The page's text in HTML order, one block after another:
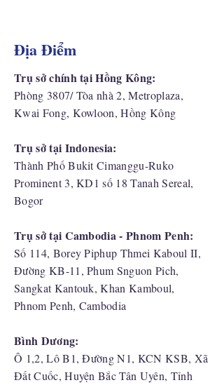
Địa Điểm
Trụ sở chính tại Hồng Kông:
Phòng 3807/ Tòa nhà 2, Metroplaza,
Kwai Fong, Kowloon, Hồng Kông
Trụ sở tại Indonesia:
​Thành Phố Bukit Cimanggu-Ruko
Prominent 3, KD1 số 18 Tanah Sereal,
Bogor
Trụ sở tại Cambodia - Phnom Penh:
Số 114, Borey Piphup Thmei Kaboul II,
Đường KB-11, Phum Snguon Pich,
Sangkat Kantouk, Khan Kamboul,
Phnom Penh, Cambodia
Bình Dương:
Ô 1,2, Lô B1, Đường N1, KCN KSB, Xã
Đất Cuốc, Huyện Bắc Tân Uyên, Tỉnh